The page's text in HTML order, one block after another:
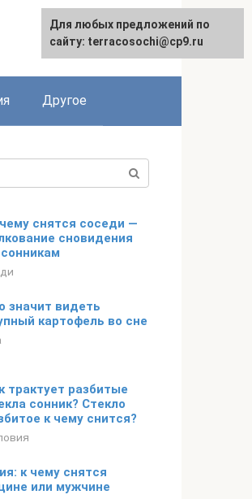
Другое
снятся соседи —
сновидения
значит видеть
картофель во сне
трактует разбитые
сонник? Стекло
к чему снится?
к чему снятся
или мужчине
Для любых предложений по
сайту: terracosochi@cp9.ru